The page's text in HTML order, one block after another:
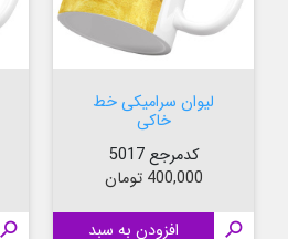
لیوان سرامیکی خط
خاکی
کدمرجع 5017
قیمت
400,000 تومان
 افزودن به سبد 